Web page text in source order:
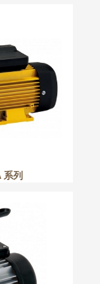
系列
列